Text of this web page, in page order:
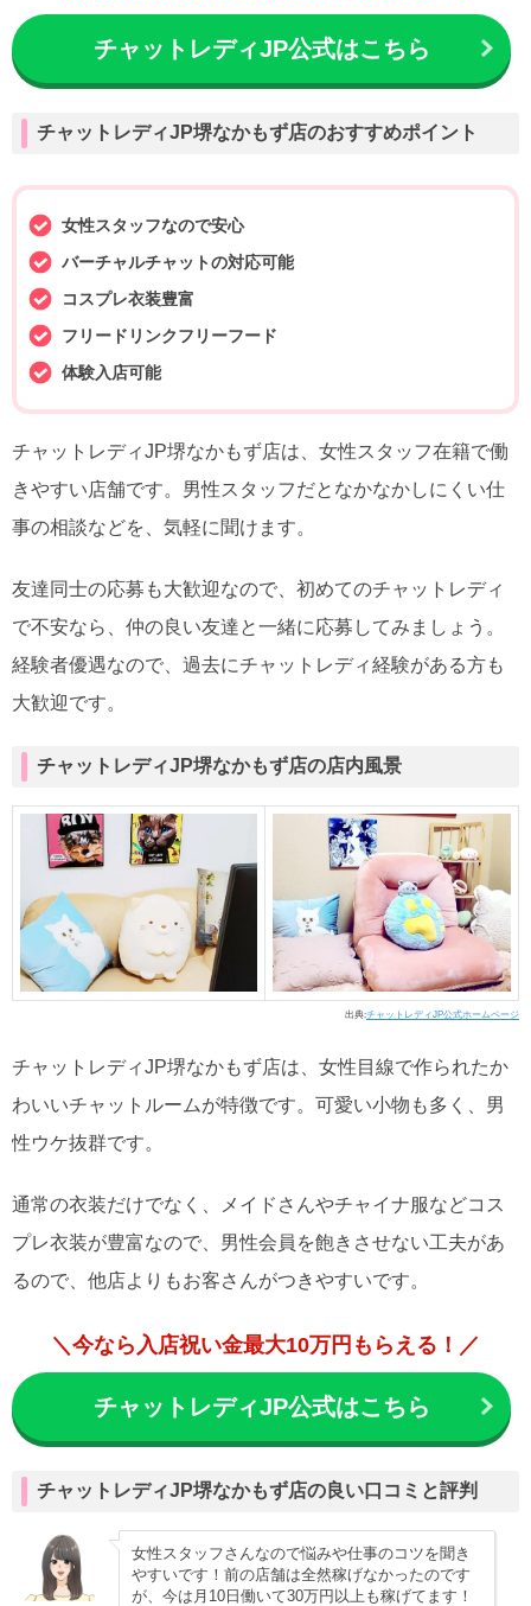
チャットレディJP公式はこちら
チャットレディJP堺なかもず店のおすすめポイント
女性スタッフなので安心
バーチャルチャットの対応可能
コスプレ衣装豊富
フリードリンクフリーフード
体験入店可能
チャットレディJP堺なかもず店は、女性スタッフ在籍で働
きやすい店舗です。男性スタッフだとなかなかしにくい仕
事の相談などを、気軽に聞けます。
友達同士の応募も大歓迎なので、初めてのチャットレディ
で不安なら、仲の良い友達と一緒に応募してみましょう。
経験者優遇なので、過去にチャットレディ経験がある方も
大歓迎です。
チャットレディJP堺なかもず店の店内風景
出典:チャットレディJP公式ホームページ
チャットレディJP堺なかもず店は、女性目線で作られたか
わいいチャットルームが特徴です。可愛い小物も多く、男
性ウケ抜群です。
通常の衣装だけでなく、メイドさんやチャイナ服などコス
プレ衣装が豊富なので、男性会員を飽きさせない工夫があ
るので、他店よりもお客さんがつきやすいです。
＼今なら入店祝い金最大10万円もらえる！／
チャットレディJP公式はこちら
チャットレディJP堺なかもず店の良い口コミと評判
女性スタッフさんなので悩みや仕事のコツを聞き
やすいです！前の店舗は全然稼げなかったのです
が、今は月10日働いて30万円以上も稼げてます！